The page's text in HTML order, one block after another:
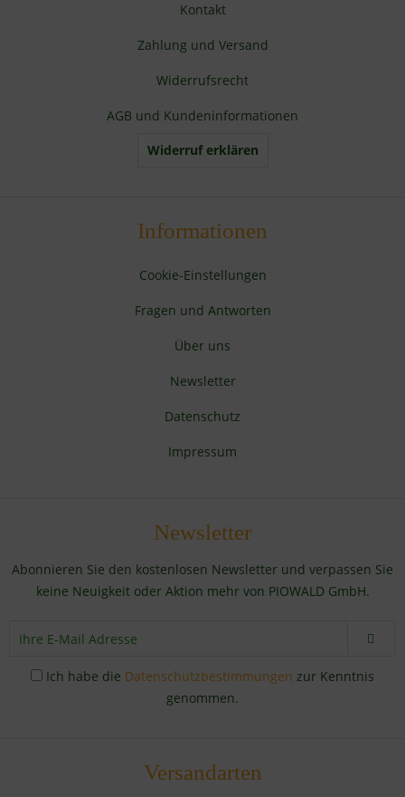
Kontakt
Zahlung und Versand
Widerrufsrecht
AGB und Kundeninformationen
Widerruf erklären
Informationen
Cookie-Einstellungen
Fragen und Antworten
Über uns
Newsletter
Datenschutz
Impressum
Newsletter
Abonnieren Sie den kostenlosen Newsletter und verpassen Sie
keine Neuigkeit oder Aktion mehr von PIOWALD GmbH.
Ich habe die Datenschutzbestimmungen zur Kenntnis
genommen.
Versandarten